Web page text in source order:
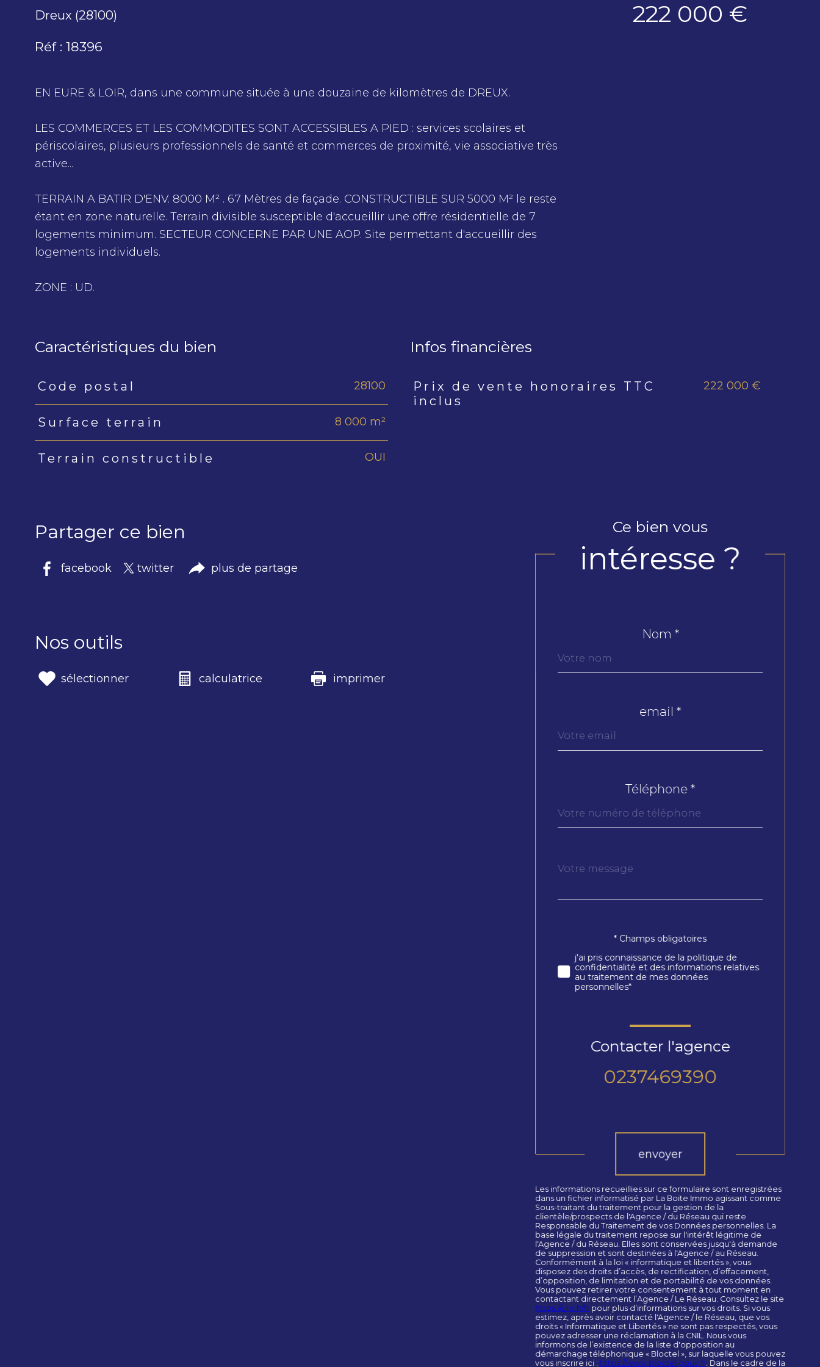
Dreux (28100)
Réf : 18396
EN EURE & LOIR, dans une commune située à une douzaine de kilomètres de DREUX.
LES COMMERCES ET LES COMMODITES SONT ACCESSIBLES A PIED : services scolaires et
périscolaires, plusieurs professionnels de santé et commerces de proximité, vie associative très
active...
TERRAIN A BATIR D'ENV. 8000 M² . 67 Mètres de façade. CONSTRUCTIBLE SUR 5000 M² le reste
étant en zone naturelle. Terrain divisible susceptible d'accueillir une offre résidentielle de 7
logements minimum. SECTEUR CONCERNE PAR UNE AOP. Site permettant d'accueillir des
logements individuels.
ZONE : UD.
222 000 €
Caractéristiques du bien
Caractéristiques
Code postal 28100
Surface terrain 8 000 m²
Terrain constructible OUI
Infos financières
Caractéristiques Valeurs
Prix de vente honoraires TTC
inclus
222 000 €
Partager ce bien
facebook twitter plus de partage
Nos outils
sélectionner calculatrice imprimer
Ce bien vous
intéresse ?
Nom *
email *
Téléphone *
Fieldset
défaut
Message
Validation* Champs obligatoires
j'ai pris connaissance de la politique de
confidentialité et des informations relatives
au traitement de mes données
personnelles*
Contacter l'agence
0237469390
envoyer
Les informations recueillies sur ce formulaire sont enregistrées
dans un fichier informatisé par La Boite Immo agissant comme
Sous-traitant du traitement pour la gestion de la
clientèle/prospects de l'Agence / du Réseau qui reste
Responsable du Traitement de vos Données personnelles. La
base légale du traitement repose sur l'intérêt légitime de
l'Agence / du Réseau. Elles sont conservées jusqu'à demande
de suppression et sont destinées à l'Agence / au Réseau.
Conformément à la loi « informatique et libertés », vous
disposez des droits d’accès, de rectification, d’effacement,
d’opposition, de limitation et de portabilité de vos données.
Vous pouvez retirer votre consentement à tout moment en
contactant directement l’Agence / Le Réseau. Consultez le site
https://cnil.fr/fr pour plus d’informations sur vos droits. Si vous
estimez, après avoir contacté l'Agence / le Réseau, que vos
droits « Informatique et Libertés » ne sont pas respectés, vous
pouvez adresser une réclamation à la CNIL. Nous vous
informons de l’existence de la liste d'opposition au
démarchage téléphonique « Bloctel », sur laquelle vous pouvez
vous inscrire ici : https://www.bloctel.gouv.fr. Dans le cadre de la